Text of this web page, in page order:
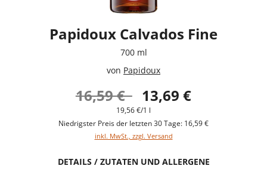
Papidoux Calvados Fine
700 ml
von Papidoux
16,59 € 13,69 €
19,56 €/1 l
Niedrigster Preis der letzten 30 Tage: 16,59 €
inkl. MwSt., zzgl. Versand
DETAILS / ZUTATEN UND ALLERGENE